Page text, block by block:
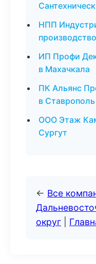
НПП
ИП Профи
в Махачкала
ПК Альянс
в Ставрополь
ООО Этаж
Сургут
← Все
округ